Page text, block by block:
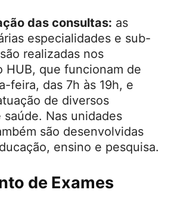
das consultas: as
especialidades e sub-
realizadas nos
HUB, que funcionam de
feira, das 7h às 19h, e
de diversos
Nas unidades
são desenvolvidas
ensino e pesquisa.
de Exames